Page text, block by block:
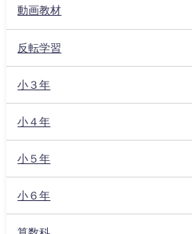
動画教材
反転学習
小３年
小４年
小５年
小６年